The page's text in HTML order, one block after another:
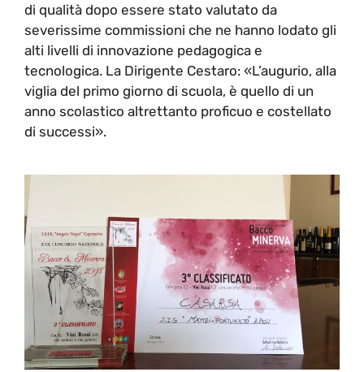
di qualità dopo essere stato valutato da
severissime commissioni che ne hanno lodato gli
alti livelli di innovazione pedagogica e
tecnologica. La Dirigente Cestaro: «L’augurio, alla
viglia del primo giorno di scuola, è quello di un
anno scolastico altrettanto proficuo e costellato
di successi».